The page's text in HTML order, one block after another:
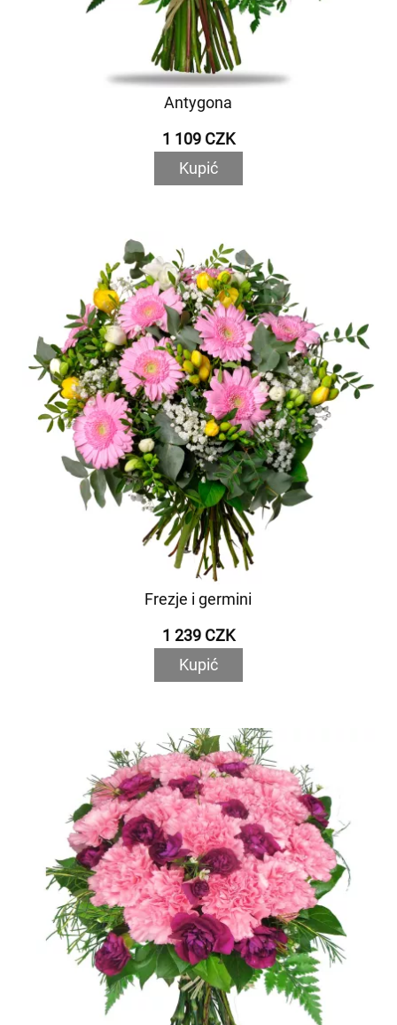
Antygona
1 109 CZK
Kupić
Frezje i germini
1 239 CZK
Kupić